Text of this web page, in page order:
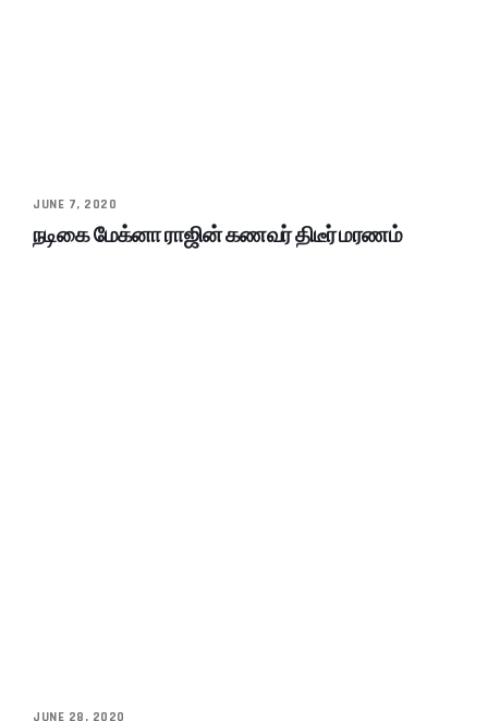
JUNE 7, 2020
நடிகை மேக்னா ராஜின் கணவர் திடீர் மரணம்
JUNE 28, 2020